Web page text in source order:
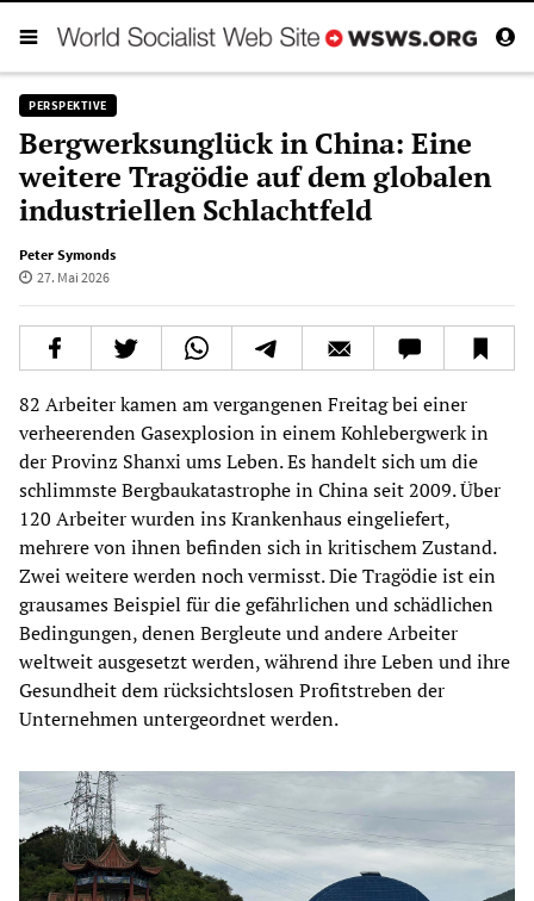
PERSPEKTIVE
Bergwerksunglück in China: Eine
weitere Tragödie auf dem globalen
industriellen Schlachtfeld
Peter Symonds
27. Mai 2026
82 Arbeiter kamen am vergangenen Freitag bei einer
verheerenden Gasexplosion in einem Kohlebergwerk in
der Provinz Shanxi ums Leben. Es handelt sich um die
schlimmste Bergbaukatastrophe in China seit 2009. Über
120 Arbeiter wurden ins Krankenhaus eingeliefert,
mehrere von ihnen befinden sich in kritischem Zustand.
Zwei weitere werden noch vermisst. Die Tragödie ist ein
grausames Beispiel für die gefährlichen und schädlichen
Bedingungen, denen Bergleute und andere Arbeiter
weltweit ausgesetzt werden, während ihre Leben und ihre
Gesundheit dem rücksichtslosen Profitstreben der
Unternehmen untergeordnet werden.